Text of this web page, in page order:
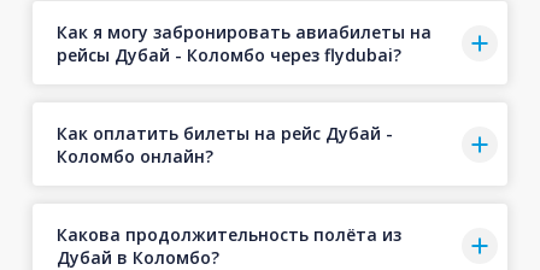
Как я могу забронировать авиабилеты на
рейсы Дубай - Коломбо через flydubai?
Как оплатить билеты на рейс Дубай -
Коломбо онлайн?
Какова продолжительность полёта из
Дубай в Коломбо?